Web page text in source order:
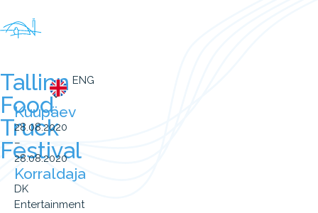
ENG
Tallinn
Food
Truck
Festival
Kuupäev
28.08.2020
–
28.08.2020
Korraldaja
DK
Entertainment